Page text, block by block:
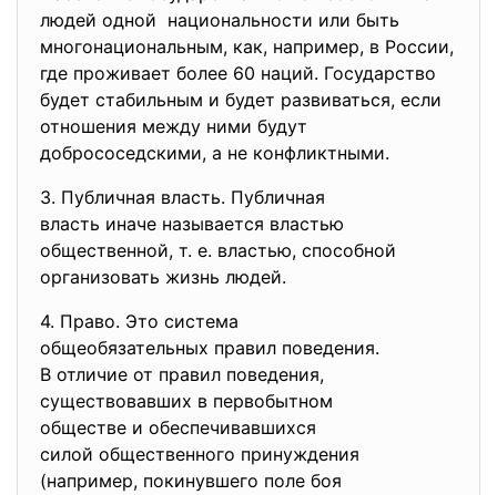
людей одной национальности или быть
многонациональным, как, например, в России,
где проживает более 60 наций. Государство
будет стабильным и будет развиваться, если
отношения между ними будут
добрососедскими, а не конфликтными.
3. Публичная власть. Публичная
власть иначе называется властью
общественной, т. е. властью, способной
организовать жизнь людей.
4. Право. Это система
общеобязательных правил поведения.
В отличие от правил поведения,
существовавших в первобытном
обществе и обеспечивавшихся
силой общественного принуждения
(например, покинувшего поле боя